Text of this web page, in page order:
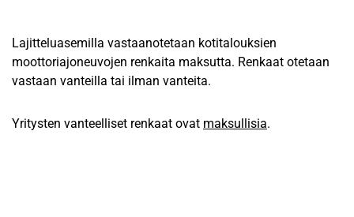
Lajitteluasemilla vastaanotetaan kotitalouksien
moottoriajoneuvojen renkaita maksutta. Renkaat otetaan
vastaan vanteilla tai ilman vanteita.
Yritysten vanteelliset renkaat ovat maksullisia.